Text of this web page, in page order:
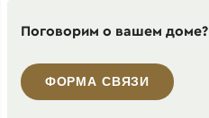
Поговорим о вашем доме?
ФОРМА СВЯЗИ